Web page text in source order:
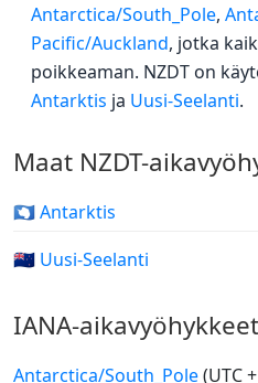
Antarctica/South_Pole,
Pacific/Auckland, jotka
poikkeaman. NZDT on
Antarktis ja Uusi-Seelanti.
Maat NZDT-
🇦🇶 Antarktis
🇳🇿 Uusi-Seelanti
IANA-
Antarctica/South_Pole(UTC